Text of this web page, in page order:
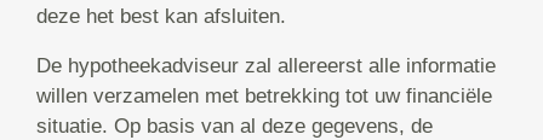
deze het best kan afsluiten.
De hypotheekadviseur zal allereerst alle informatie
willen verzamelen met betrekking tot uw financiële
situatie. Op basis van al deze gegevens, de